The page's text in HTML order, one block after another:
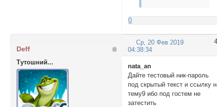
0
4
Ср, 20 Фев 2019
04:38:34
Deff
Тутошний...
nata_an
Дайте тестовый ник-пароль
под скрытый текст и ссылку
тему9 ибо под гостем не
затестить